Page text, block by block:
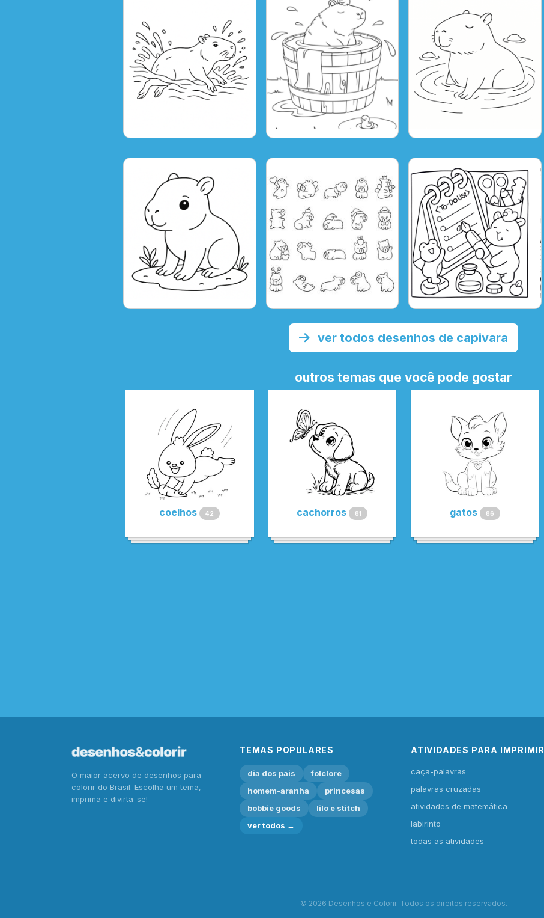
ver todos desenhos de capivara
outros temas que você pode gostar
coelhos 42 cachorros 81 gatos 86
O maior acervo de desenhos para
colorir do Brasil. Escolha um tema,
imprima e divirta-se!
TEMAS POPULARES
dia dos pais
folclore
homem-aranha
princesas
bobbie goods
lilo e stitch
ver todos →
ATIVIDADES PARA IMPRIMIR
caça-palavras
palavras cruzadas
atividades de matemática
labirinto
todas as atividades
© 2026 Desenhos e Colorir. Todos os direitos reservados.